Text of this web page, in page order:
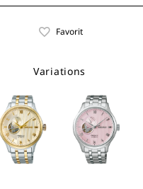
Favorit
Variations